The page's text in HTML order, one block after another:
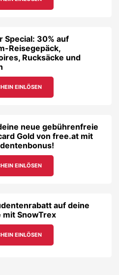
Special: 30% auf
Reisegepäck,
Rucksäcke und
EINLÖSEN
neue gebührenfreie
Gold von free.at mit
EINLÖSEN
auf deine
mit SnowTrex
EINLÖSEN